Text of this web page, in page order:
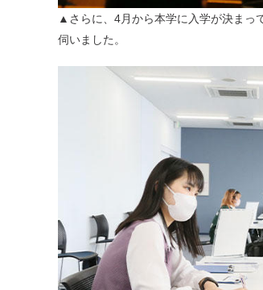
▲さらに、4月から本学に入学が決まっ
伺いました。